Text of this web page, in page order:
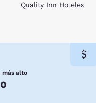
Quality Inn Hoteles
más alto